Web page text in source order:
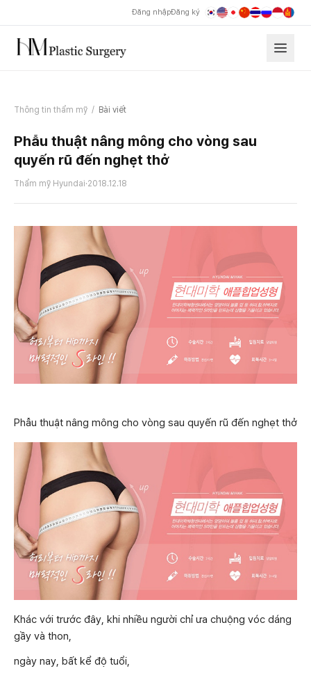
Đăng nhậpĐăng ký
Thông tin thẩm mỹ / Bài viết
Phẫu thuật nâng mông cho vòng sau
quyến rũ đến nghẹt thở
Thẩm mỹ Hyundai·2018.12.18
Phẫu thuật nâng mông cho vòng sau quyến rũ đến nghẹt thở
Khác với trước đây, khi nhiều người chỉ ưa chuộng vóc dáng
gầy và thon,
ngày nay, bất kể độ tuổi,